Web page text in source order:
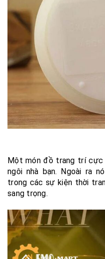
Một món đồ trang trí cực
ngôi nhà bạn. Ngoài ra
trong các sự kiện thời
sang trọng.